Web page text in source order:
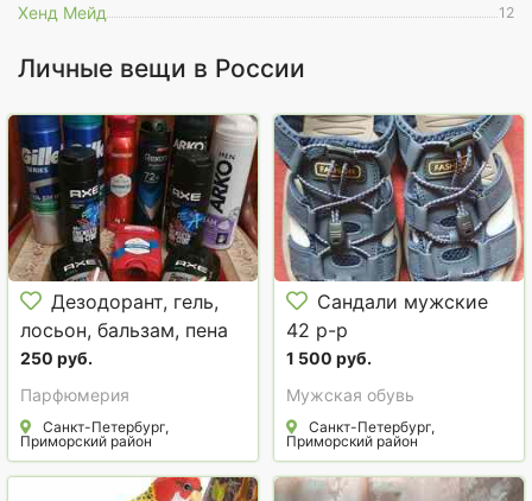
Хенд Мейд 12
Личные вещи в России
Дезодорант, гель,
лосьон, бальзам, пена
для бритья
250 руб.
Парфюмерия
Санкт-Петербург,
Приморский район
Сандали мужские
42 р-р
1 500 руб.
Мужская обувь
Санкт-Петербург,
Приморский район